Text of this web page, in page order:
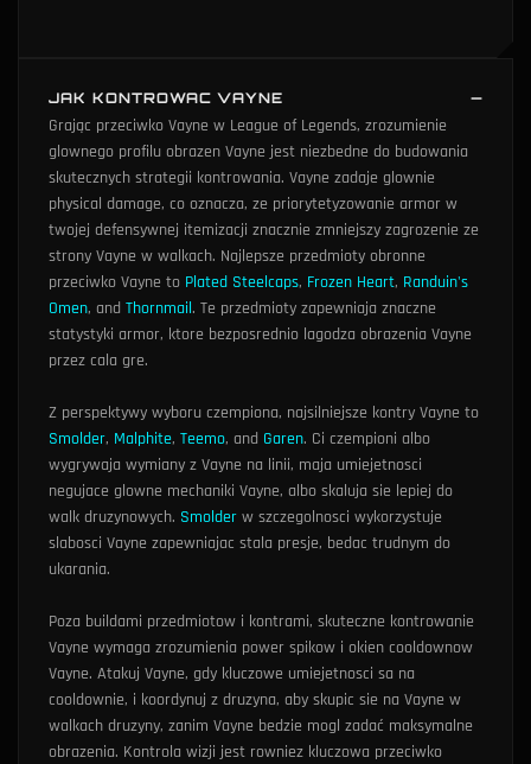
JAK KONTROWAC VAYNE
Grając przeciwko Vayne w League of Legends, zrozumienie
glownego profilu obrazen Vayne jest niezbedne do budowania
skutecznych strategii kontrowania. Vayne zadaje glownie
physical damage, co oznacza, ze priorytetyzowanie armor w
twojej defensywnej itemizacji znacznie zmniejszy zagrozenie ze
strony Vayne w walkach. Najlepsze przedmioty obronne
przeciwko Vayne to Plated Steelcaps, Frozen Heart, Randuin's
Omen, and Thornmail. Te przedmioty zapewniaja znaczne
statystyki armor, ktore bezposrednio lagodza obrazenia Vayne
przez cala gre.
Z perspektywy wyboru czempiona, najsilniejsze kontry Vayne to
Smolder, Malphite, Teemo, and Garen. Ci czempioni albo
wygrywaja wymiany z Vayne na linii, maja umiejetnosci
negujace glowne mechaniki Vayne, albo skaluja sie lepiej do
walk druzynowych. Smolder w szczegolnosci wykorzystuje
slabosci Vayne zapewniajac stala presje, bedac trudnym do
ukarania.
Poza buildami przedmiotow i kontrami, skuteczne kontrowanie
Vayne wymaga zrozumienia power spikow i okien cooldownow
Vayne. Atakuj Vayne, gdy kluczowe umiejetnosci sa na
cooldownie, i koordynuj z druzyna, aby skupic sie na Vayne w
walkach druzyny, zanim Vayne bedzie mogl zadać maksymalne
obrazenia. Kontrola wizji jest rowniez kluczowa przeciwko